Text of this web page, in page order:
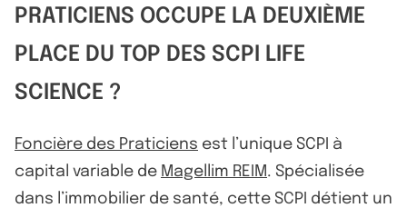
PRATICIENS OCCUPE LA DEUXIÈME
PLACE DU TOP DES SCPI LIFE
SCIENCE ?
Foncière des Praticiens est l’unique SCPI à
capital variable de Magellim REIM. Spécialisée
dans l’immobilier de santé, cette SCPI détient un